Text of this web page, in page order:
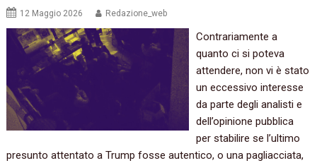
12 Maggio 2026 Redazione_web
Contrariamente a
quanto ci si poteva
attendere, non vi è stato
un eccessivo interesse
da parte degli analisti e
dell’opinione pubblica
per stabilire se l’ultimo
presunto attentato a Trump fosse autentico, o una pagliacciata,